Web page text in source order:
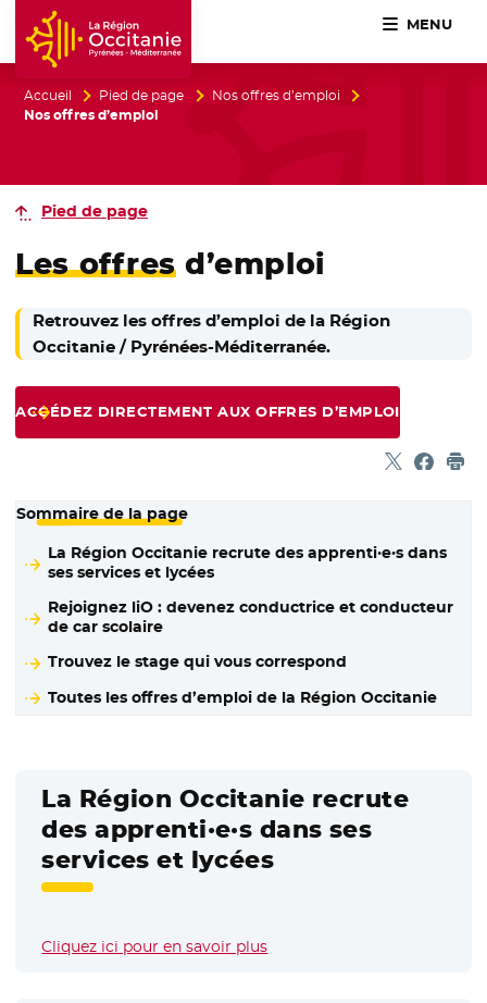
Accueil Région Occitanie / Pyrénées-Méditerranée
MENU
Accueil Pied de page
Nos offres d’emploi
Nos offres d’emploi
Pied de page
Les offresd’emploi
Retrouvez les offres d’emploi de la Région
Occitanie / Pyrénées-Méditerranée.
ACCÉDEZ DIRECTEMENT AUX OFFRES D’EMPLOI
Partager
- Nouvelle
-
Sommaire de la page
La Région Occitanie recrute des apprenti·e·s dans
ses services et lycées
Rejoignez liO : devenez conductrice et conducteur
de car scolaire
Trouvez le stage qui vous correspond
Toutes les offres d’emploi de la Région Occitanie
La Région Occitanie recrute
des apprenti·e·s dans ses
services et lycées
Cliquez ici pour en savoir plus